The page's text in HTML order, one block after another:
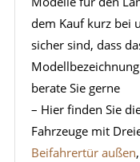
dem Kauf kurz bei
sicher sind, dass
berate Sie gerne
– Hier finden Sie
Fahrzeuge mit
Beifahrertür außen,